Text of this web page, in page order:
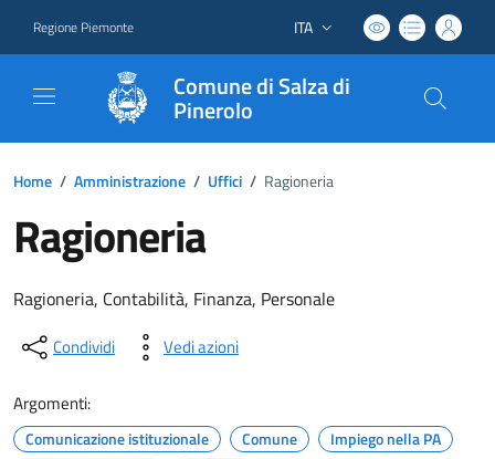
Regione Piemonte Lingua attiva:
ITA
Comune di Salza di
Pinerolo
Home / Amministrazione / Uffici / Ragioneria
Ragioneria
Ragioneria, Contabilità, Finanza, Personale
Condividi Vedi azioni
Argomenti:
Comunicazione istituzionale Comune
Impiego nella PA